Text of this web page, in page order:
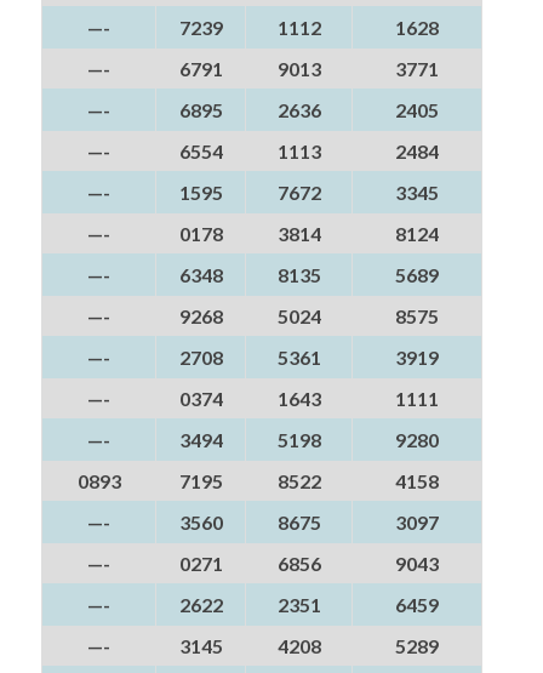
—-
7239 1112
1628
—-
6791 9013
3771
—-
6895 2636
2405
—-
6554 1113
2484
—-
1595 7672
3345
—-
0178 3814
8124
—-
6348 8135
5689
—-
9268 5024
8575
—-
2708 5361
3919
—-
0374 1643
1111
—-
3494 5198
9280
0893
7195 8522
4158
—-
3560 8675
3097
—-
0271 6856
9043
—-
2622 2351
6459
—-
3145 4208
5289